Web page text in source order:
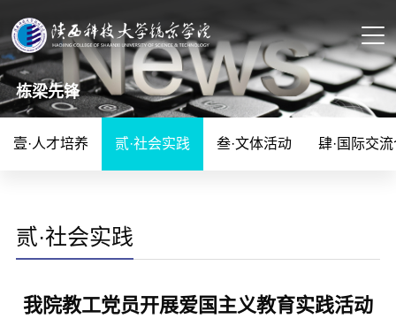
栋梁先锋
壹·人才培养 贰·社会实践 叁·文体活动 肆·国际交
贰·社会实践
我院教工党员开展爱国主义教育实践活动